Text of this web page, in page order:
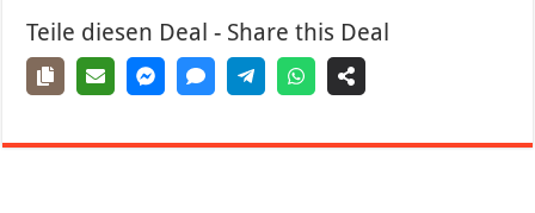
Teile diesen Deal - Share this Deal